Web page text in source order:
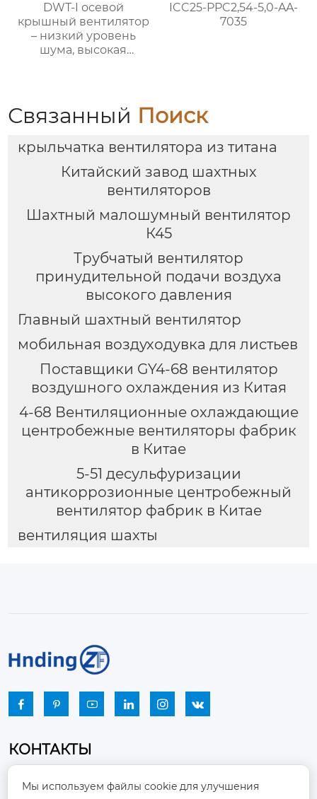
DWT-I осевой
крышный вентилятор
– низкий уровень
шума, высокая
энергоэффективность
ICC25-PPC2,54-5,0-AA-
7035
Связанный Поиск
крыльчатка вентилятора из титана
Китайский завод шахтных
вентиляторов
Шахтный малошумный вентилятор
К45
Трубчатый вентилятор
принудительной подачи воздуха
высокого давления
Главный шахтный вентилятор
мобильная воздуходувка для листьев
Поставщики GY4-68 вентилятор
воздушного охлаждения из Китая
4-68 Вентиляционные охлаждающие
центробежные вентиляторы фабрик
в Китае
5-51 десульфуризации
антикоррозионные центробежный
вентилятор фабрик в Китае
вентиляция шахты
     
КОНТАКТЫ

район Чжоуцунь, город Цзыбо, провинция
Мы используем файлы cookie для улучшения